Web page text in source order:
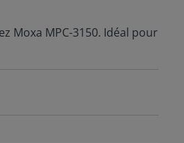
Moxa MPC-3150. Idéal pour